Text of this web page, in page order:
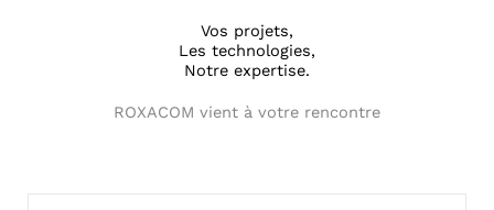
Vos projets,
Les technologies,
Notre expertise.
ROXACOM vient à votre rencontre